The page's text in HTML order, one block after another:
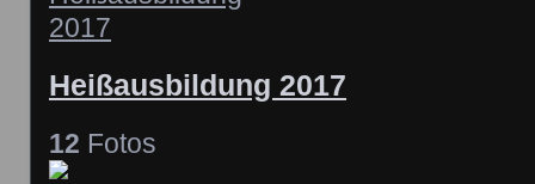
Heißausbildung 2017
12 Fotos